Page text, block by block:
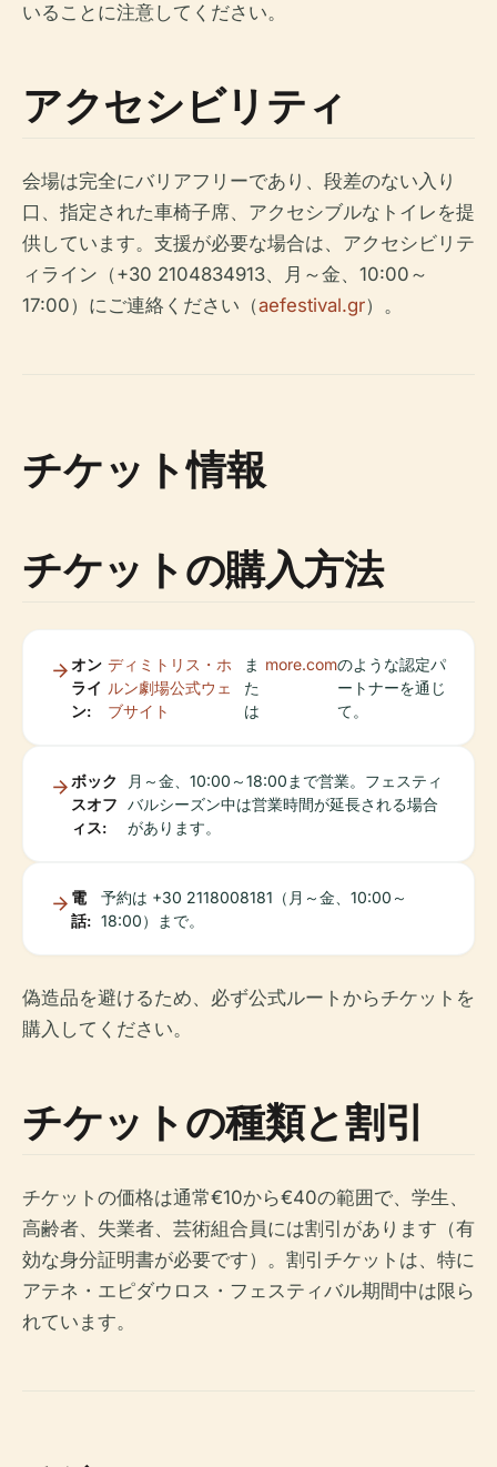
いることに注意してください。
アクセシビリティ
会場は完全にバリアフリーであり、段差のない入り
口、指定された車椅子席、アクセシブルなトイレを提
供しています。支援が必要な場合は、アクセシビリテ
ィライン（+30 2104834913、月～金、10:00～
17:00）にご連絡ください（aefestival.gr）。
チケット情報
チケットの購入方法
オン
ライ
ン:
ディミトリス・ホ
ルン劇場公式ウェ
ブサイト
ま
た
は
more.comのような認定パ
ートナーを通じ
て。
ボック
スオフ
ィス:
月～金、10:00～18:00まで営業。フェスティ
バルシーズン中は営業時間が延長される場合
があります。
電
話:
予約は +30 2118008181（月～金、10:00～
18:00）まで。
偽造品を避けるため、必ず公式ルートからチケットを
購入してください。
チケットの種類と割引
チケットの価格は通常€10から€40の範囲で、学生、
高齢者、失業者、芸術組合員には割引があります（有
効な身分証明書が必要です）。割引チケットは、特に
アテネ・エピダウロス・フェスティバル期間中は限ら
れています。